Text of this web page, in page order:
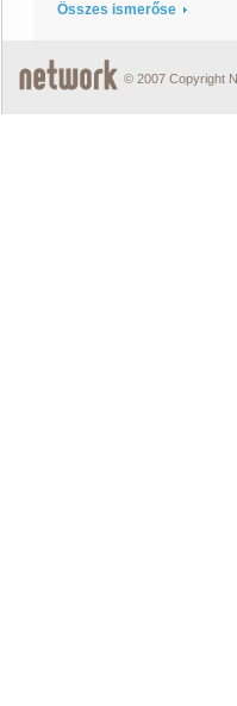
Összes ismerőse
© 2007 Copyright